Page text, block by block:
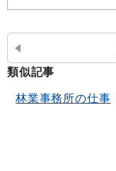
類似記事
林業事務所の仕事